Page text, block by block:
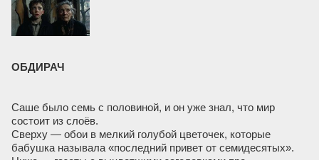
ОБДИРАЧ
Саше было семь с половиной, и он уже знал, что мир
состоит из слоёв.
Сверху — обои в мелкий голубой цветочек, которые
бабушка называла «последний привет от семидесятых».